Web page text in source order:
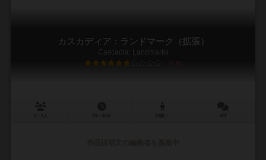
カスカディア：ランドマーク（拡張）
Cascadia: Landmarks
6.8